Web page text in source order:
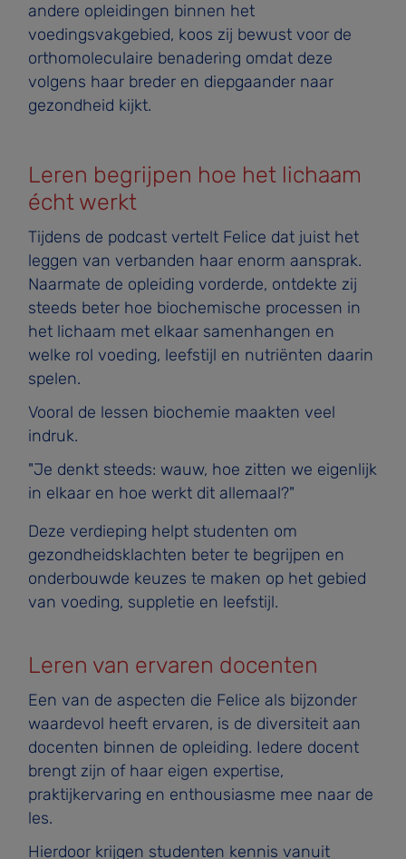
andere opleidingen binnen het
voedingsvakgebied, koos zij bewust voor de
orthomoleculaire benadering omdat deze
volgens haar breder en diepgaander naar
gezondheid kijkt.
Leren begrijpen hoe het lichaam
écht werkt
Tijdens de podcast vertelt Felice dat juist het
leggen van verbanden haar enorm aansprak.
Naarmate de opleiding vorderde, ontdekte zij
steeds beter hoe biochemische processen in
het lichaam met elkaar samenhangen en
welke rol voeding, leefstijl en nutriënten daarin
spelen.
Vooral de lessen biochemie maakten veel
indruk.
"Je denkt steeds: wauw, hoe zitten we eigenlijk
in elkaar en hoe werkt dit allemaal?"
Deze verdieping helpt studenten om
gezondheidsklachten beter te begrijpen en
onderbouwde keuzes te maken op het gebied
van voeding, suppletie en leefstijl.
Leren van ervaren docenten
Een van de aspecten die Felice als bijzonder
waardevol heeft ervaren, is de diversiteit aan
docenten binnen de opleiding. Iedere docent
brengt zijn of haar eigen expertise,
praktijkervaring en enthousiasme mee naar de
les.
Hierdoor krijgen studenten kennis vanuit